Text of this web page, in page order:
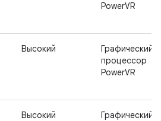
PowerVR
Высокий
Графический
процессор
PowerVR
Высокий
Графический